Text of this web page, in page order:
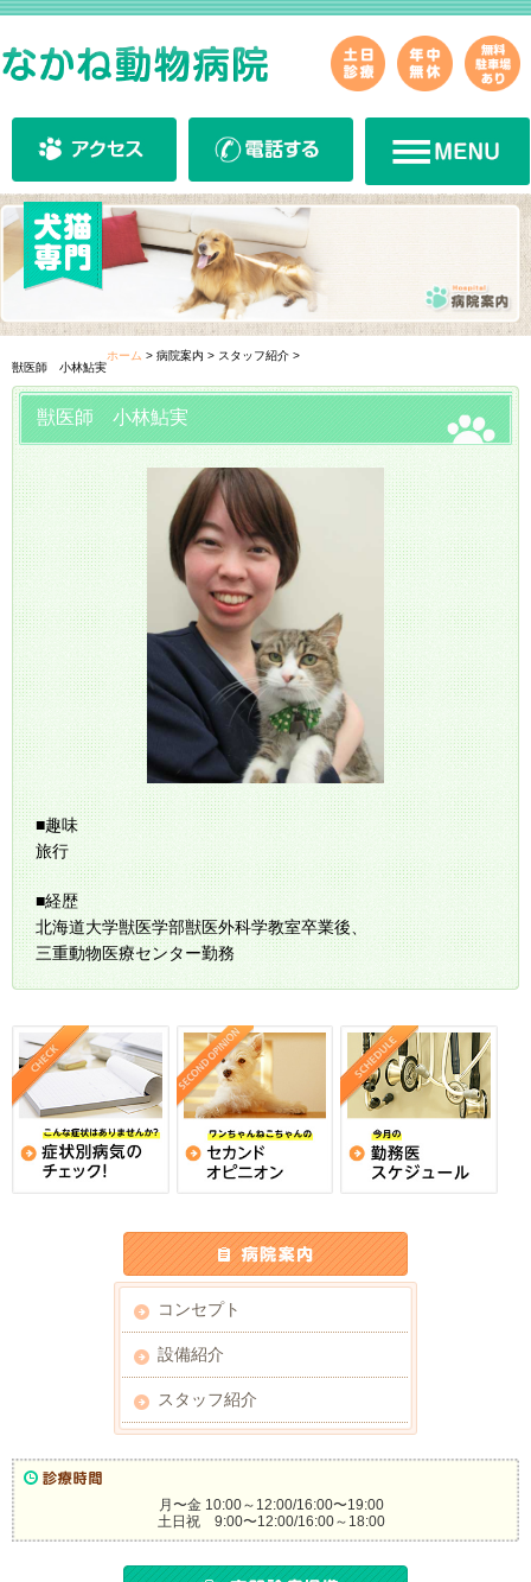
ホーム > 病院案内 > スタッフ紹介 >
獣医師 小林鮎実
獣医師 小林鮎実
■趣味
旅行
■経歴
北海道大学獣医学部獣医外科学教室卒業後、
三重動物医療センター勤務
コンセプト
設備紹介
スタッフ紹介
月〜金 10:00～12:00/16:00〜19:00
土日祝 9:00〜12:00/16:00～18:00